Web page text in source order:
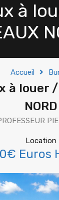
à
Accueil
à louer /
NORD
Location
Euros